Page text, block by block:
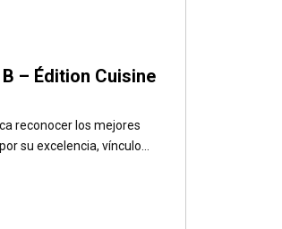
– Édition Cuisine
reconocer los mejores
su excelencia, vínculo...